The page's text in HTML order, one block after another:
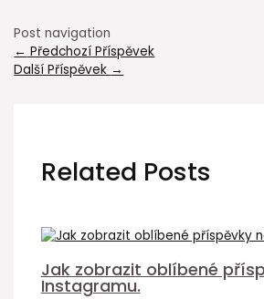
Post navigation
← Předchozí Příspěvek
Další Příspěvek →
Related Posts
Jak zobrazit oblíbené
Instagramu.